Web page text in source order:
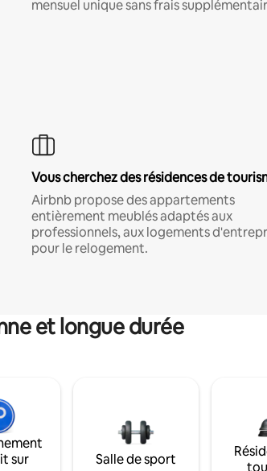
mensuel unique sans frais
Vous cherchez des résidences de
Airbnb propose des appartements
entièrement meublés adaptés aux
professionnels, aux logements
pour le relogement.
et longue durée
sur
Salle de sport